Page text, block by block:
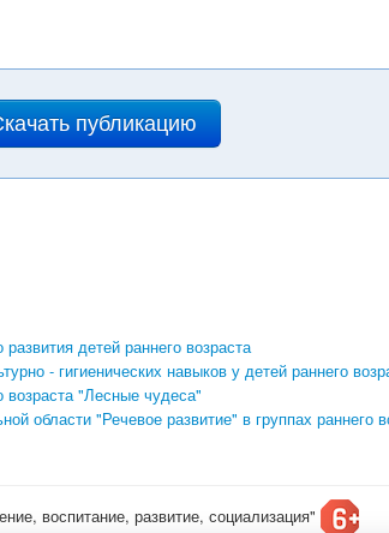
публикацию
детей раннего возраста
- гигиенических навыков у детей раннего
"Лесные чудеса"
области "Речевое развитие" в группах раннего
воспитание, развитие, социализация"